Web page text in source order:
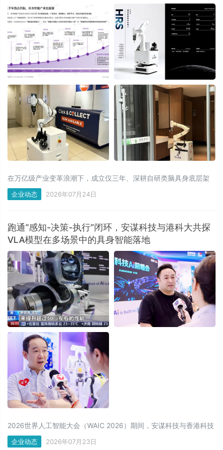
在万亿级产业变革浪潮下，成立仅三年、深耕自研类脑具身底层架
构的科技企业合十思维（NAMASTE）正式对外披露 2026 年上半年
全维度经营成绩单
企业动态 2026年07月24日
跑通“感知-决策-执行”闭环，安谋科技与港科大共探
VLA模型在多场景中的具身智能落地
2026世界人工智能大会（WAIC 2026）期间，安谋科技与香港科技
大学物理AI研究中心正式宣布，双方就VLA模型研究项目达成深度合
作，将协同推进VLA模型从实验室研发到具身平台的工程化落地。
企业动态 2026年07月23日